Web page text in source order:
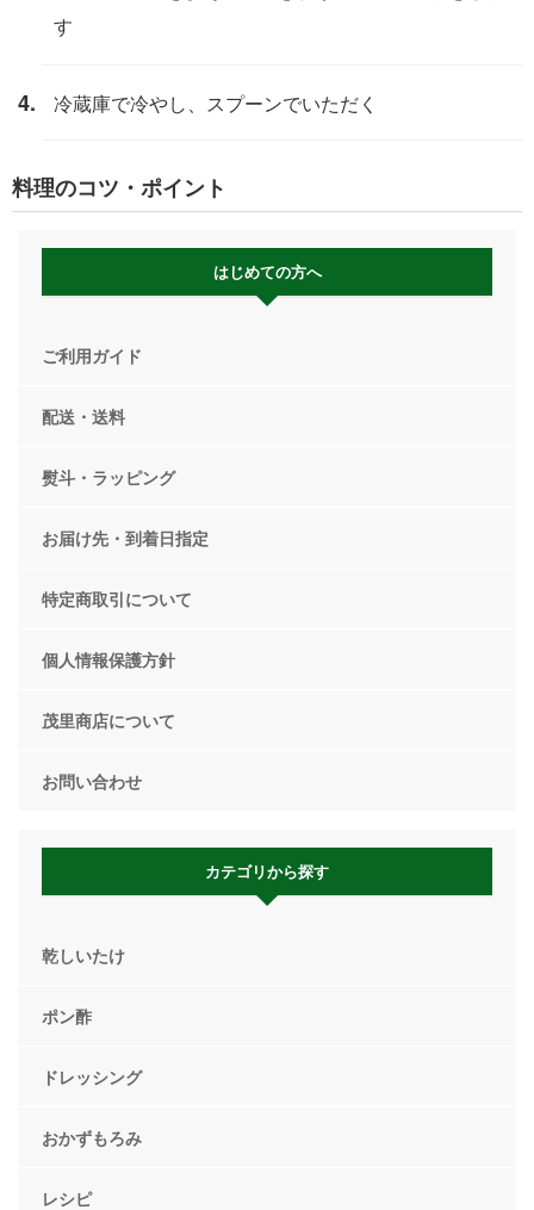
す
冷蔵庫で冷やし、スプーンでいただく
料理のコツ・ポイント
はじめての方へ
ご利用ガイド
配送・送料
熨斗・ラッピング
お届け先・到着日指定
特定商取引について
個人情報保護方針
茂里商店について
お問い合わせ
カテゴリから探す
乾しいたけ
ポン酢
ドレッシング
おかずもろみ
レシピ